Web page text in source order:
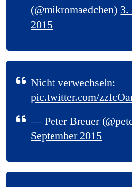
(@mikromaedchen) 3.
2015
Nicht verwechseln:
pic.twitter.com/
— Peter Breuer
September 2015